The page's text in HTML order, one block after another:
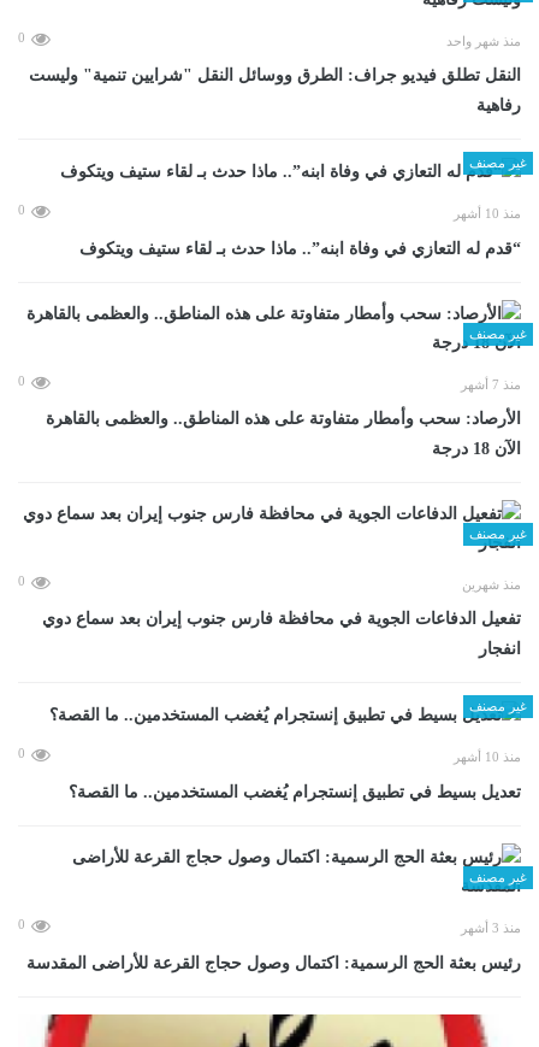
منذ شهر واحد 0
​النقل تطلق فيديو جراف: الطرق ووسائل النقل "شرايين تنمية" وليست
رفاهية
غير مصنف
منذ 10 أشهر 0
“قدم له التعازي في وفاة ابنه”.. ماذا حدث بـ لقاء ستيف ويتكوف
غير مصنف
منذ 7 أشهر 0
الأرصاد: سحب وأمطار متفاوتة على هذه المناطق.. والعظمى بالقاهرة
الآن 18 درجة
غير مصنف
منذ شهرين 0
تفعيل الدفاعات الجوية في محافظة فارس جنوب إيران بعد سماع دوي
انفجار
غير مصنف
منذ 10 أشهر 0
تعديل بسيط في تطبيق إنستجرام يُغضب المستخدمين.. ما القصة؟
غير مصنف
منذ 3 أشهر 0
رئيس بعثة الحج الرسمية: اكتمال وصول حجاج القرعة للأراضى المقدسة